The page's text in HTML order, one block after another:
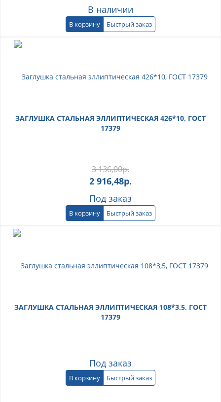
В наличии
В корзину Быстрый заказ
ЗАГЛУШКА СТАЛЬНАЯ ЭЛЛИПТИЧЕСКАЯ 426*10, ГОСТ
17379
3 136,00р.
2 916,48р.
Под заказ
В корзину Быстрый заказ
ЗАГЛУШКА СТАЛЬНАЯ ЭЛЛИПТИЧЕСКАЯ 108*3,5, ГОСТ
17379
Под заказ
В корзину Быстрый заказ